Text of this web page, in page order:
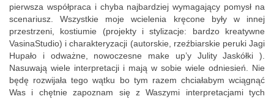
pierwsza współpraca i chyba najbardziej wymagający pomysł na
scenariusz. Wszystkie moje wcielenia kręcone były w innej
przestrzeni, kostiumie (projekty i stylizacje: bardzo kreatywne
VasinaStudio) i charakteryzacji (autorskie, rzeźbiarskie peruki Jagi
Hupało i odważne, nowoczesne make up’y Julity Jaskółki ).
Nasuwają wiele interpretacji i mają w sobie wiele odniesień. Nie
będę rozwijała tego wątku bo tym razem chciałabym wciągnąć
Was i chętnie zapoznam się z Waszymi interpretacjami tych